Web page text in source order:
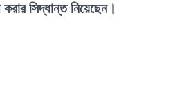
করার সিদ্ধান্ত নিয়েছেন।